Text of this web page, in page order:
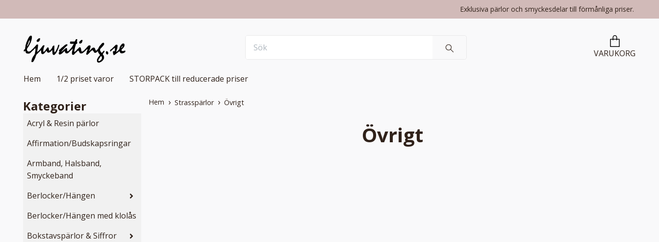
Exklusiva pärlor och smyckesdelar till förmånliga priser.
VARUKORG
Hem 1/2 priset varor STORPACK till reducerade priser
Kategorier
Acryl & Resin pärlor
Affirmation/Budskapsringar
Armband, Halsband,
Smyckeband
Berlocker/Hängen
Berlocker/Hängen med klolås
Bokstavspärlor & Siffror
Hem Strasspärlor Övrigt
Övrigt